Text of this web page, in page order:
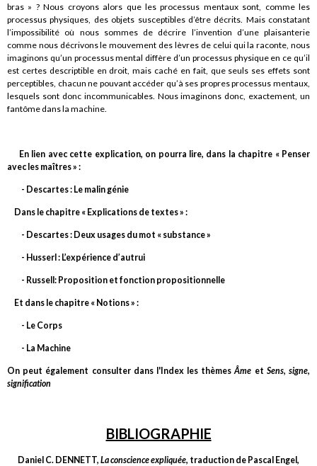
bras » ? Nous croyons alors que les processus mentaux sont, comme les
processus physiques, des objets susceptibles d’être décrits. Mais constatant
l’impossibilité où nous sommes de décrire l’invention d’une plaisanterie
comme nous décrivons le mouvement des lèvres de celui qui la raconte, nous
imaginons qu’un processus mental diffère d’un processus physique en ce qu’il
est certes descriptible en droit, mais caché en fait, que seuls ses effets sont
perceptibles, chacun ne pouvant accéder qu’à ses propres processus mentaux,
lesquels sont donc incommunicables. Nous imaginons donc, exactement, un
fantôme dans la machine.
En lien avec cette explication, on pourra lire, dans la chapitre « Penser
avec les maîtres » :
- Descartes : Le malin génie
Dans le chapitre « Explications de textes » :
- Descartes : Deux usages du mot « substance »
- Husserl : L’expérience d’autrui
- Russell: Proposition et fonction propositionnelle
Et dans le chapitre « Notions » :
- Le Corps
- La Machine
On peut également consulter dans l'Index les thèmesÂme et Sens, signe,
signification
BIBLIOGRAPHIE
Daniel C. DENNETT, La conscience expliquée, traduction de Pascal Engel,